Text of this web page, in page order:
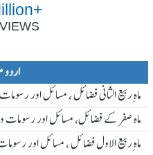
ماہ ِربیع الثانی فضائل ، مسائل اور
ماہ صفر کے فضائل، مسائل اور رسومات
ماہ ِربیع الاول فضائل ، مسائل اور